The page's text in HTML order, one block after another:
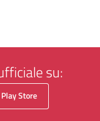
su:
Play Store